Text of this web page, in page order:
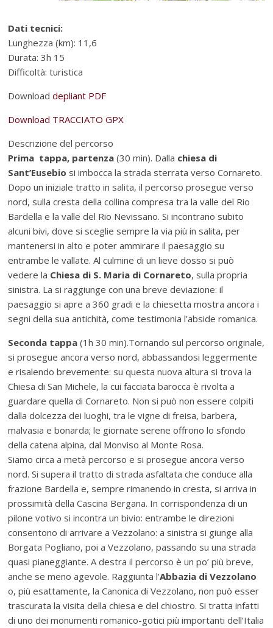
Dati tecnici:
Lunghezza (km): 11,6
Durata: 3h 15
Difficoltà: turistica
Downloaddepliant PDF
Download TRACCIATO GPX
Descrizione del percorso
Prima tappa, partenza (30 min). Dalla chiesa di
Sant’Eusebio si imbocca la strada sterrata verso Cornareto.
Dopo un iniziale tratto in salita, il percorso prosegue verso
nord, sulla cresta della collina compresa tra la valle del Rio
Bardella e la valle del Rio Nevissano. Si incontrano subito
alcuni bivi, dove si sceglie sempre la via più in salita, per
mantenersi in alto e poter ammirare il paesaggio su
entrambe le vallate. Al culmine di un lieve dosso si può
vedere la Chiesa di S. Maria di Cornareto, sulla propria
sinistra. La si raggiunge con una breve deviazione: il
paesaggio si apre a 360 gradi e la chiesetta mostra ancora i
segni della sua antichità, come testimonia l’abside romanica.
Seconda tappa (1h 30 min).Tornando sul percorso originale,
si prosegue ancora verso nord, abbassandosi leggermente
e risalendo brevemente: su questa nuova altura si trova la
Chiesa di San Michele, la cui facciata barocca è rivolta a
guardare quella di Cornareto. Non si può non essere colpiti
dalla dolcezza dei luoghi, tra le vigne di freisa, barbera,
malvasia e bonarda; le giornate serene offrono lo sfondo
della catena alpina, dal Monviso al Monte Rosa.
Siamo circa a metà percorso e si prosegue ancora verso
nord. Si supera il tratto di strada asfaltata che conduce alla
frazione Bardella e, sempre rimanendo in cresta, si arriva in
prossimità della Cascina Bergana. In corrispondenza di un
pilone votivo si incontra un bivio: entrambe le direzioni
consentono di arrivare a Vezzolano: a sinistra si giunge alla
Borgata Pogliano, poi a Vezzolano, passando su una strada
quasi pianeggiante. A destra il percorso è un po’ più breve,
anche se meno agevole. Raggiunta l’Abbazia di Vezzolano
o, più esattamente, la Canonica di Vezzolano, non può esser
trascurata la visita della chiesa e del chiostro. Si tratta infatti
di uno dei monumenti romanico-gotici più importanti dell’Italia